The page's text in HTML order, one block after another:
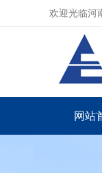
欢迎光临河
网站